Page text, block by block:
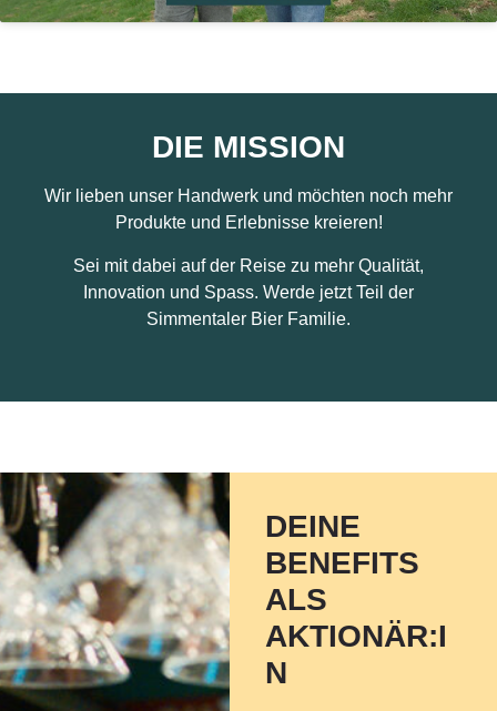
DIE MISSION
Wir lieben unser Handwerk und möchten noch mehr
Produkte und Erlebnisse kreieren!
Sei mit dabei auf der Reise zu mehr Qualität,
Innovation und Spass. Werde jetzt Teil der
Simmentaler Bier Familie.
DEINE
BENEFITS
ALS
AKTIONÄR:I
N